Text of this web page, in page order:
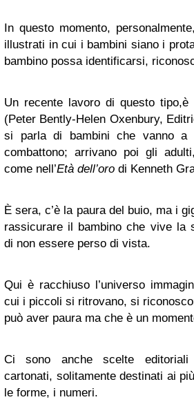
In questo momento,
illustrati in cui i bambini siano i
bambino possa identificarsi,
Un recente lavoro di questo tipo,è
(Peter Bently-Helen Oxenbury,
si parla di bambini che vanno a
combattono; arrivano poi gli
come nell’Età dell’oro di Kenneth
È sera, c’è la paura del buio, ma i
rassicurare il bambino che vive la
di non essere perso di vista.
Qui è racchiuso l’universo
cui i piccoli si ritrovano, si
può aver paura ma che è un
Ci sono anche scelte
cartonati, solitamente destinati ai
le forme, i numeri.